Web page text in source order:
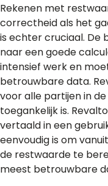
Rekenen met
correctheid als het
is echter cruciaal. De
naar een goede
intensief werk en
betrouwbare data.
voor alle partijen in
toegankelijk is.
vertaald in een
eenvoudig is om
de restwaarde te
meest betrouwbare